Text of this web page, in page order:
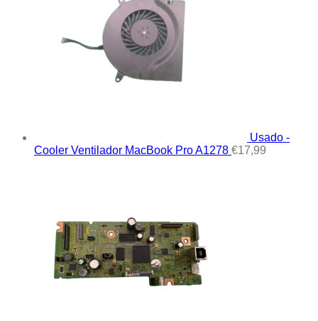
Usado -
Cooler Ventilador MacBook Pro A1278 €17,99